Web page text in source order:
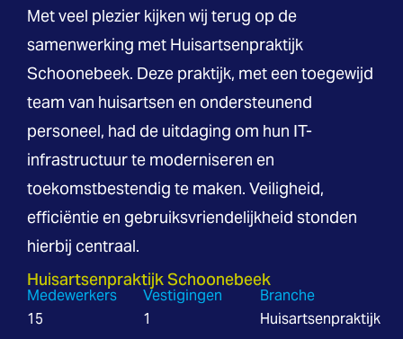
Met veel plezier kijken wij terug op de
samenwerking met Huisartsenpraktijk
Schoonebeek. Deze praktijk, met een toegewijd
team van huisartsen en ondersteunend
personeel, had de uitdaging om hun IT-
infrastructuur te moderniseren en
toekomstbestendig te maken. Veiligheid,
efficiëntie en gebruiksvriendelijkheid stonden
hierbij centraal.
Huisartsenpraktijk Schoonebeek
Medewerkers
15
Vestigingen
1
Branche
Huisartsenpraktijk